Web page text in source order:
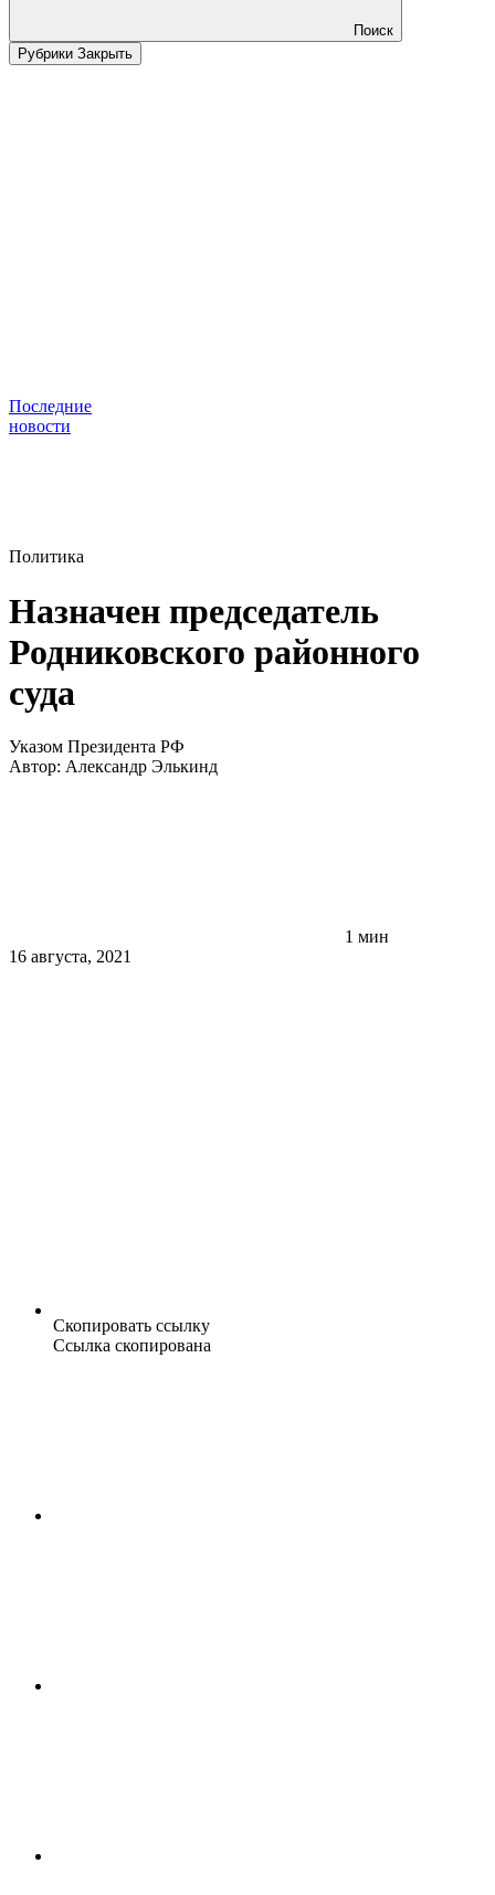
Поиск
Рубрики Закрыть
Последние
новости
Политика
Назначен председатель
Родниковского районного
суда
Указом Президента РФ
Автор: Александр Элькинд
1 мин
16 августа, 2021
Скопировать ссылку
Ссылка скопирована